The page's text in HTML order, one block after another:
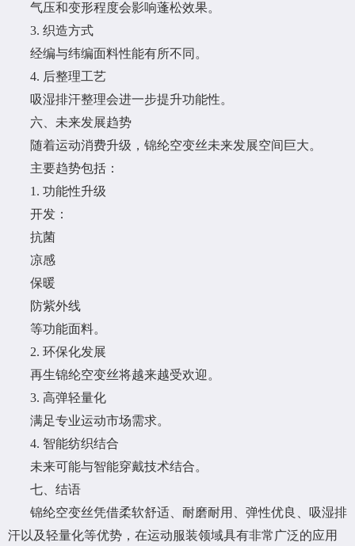
气压和变形程度会影响蓬松效果。
3. 织造方式
经编与纬编面料性能有所不同。
4. 后整理工艺
吸湿排汗整理会进一步提升功能性。
六、未来发展趋势
随着运动消费升级，锦纶空变丝未来发展空间巨大。
主要趋势包括：
1. 功能性升级
开发：
抗菌
凉感
保暖
防紫外线
等功能面料。
2. 环保化发展
再生锦纶空变丝将越来越受欢迎。
3. 高弹轻量化
满足专业运动市场需求。
4. 智能纺织结合
未来可能与智能穿戴技术结合。
七、结语
锦纶空变丝凭借柔软舒适、耐磨耐用、弹性优良、吸湿排
汗以及轻量化等优势，在运动服装领域具有非常广泛的应用